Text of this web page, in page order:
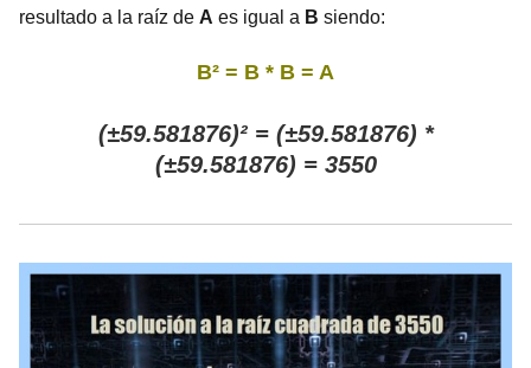
resultado a la raíz de A es igual a B siendo:
B² = B * B = A
(±59.581876)² = (±59.581876) *
(±59.581876) = 3550